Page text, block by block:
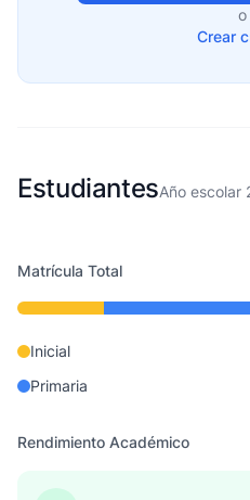
o
Crear
EstudiantesAño escolar
Matrícula Total
Inicial
Primaria
Rendimiento Académico